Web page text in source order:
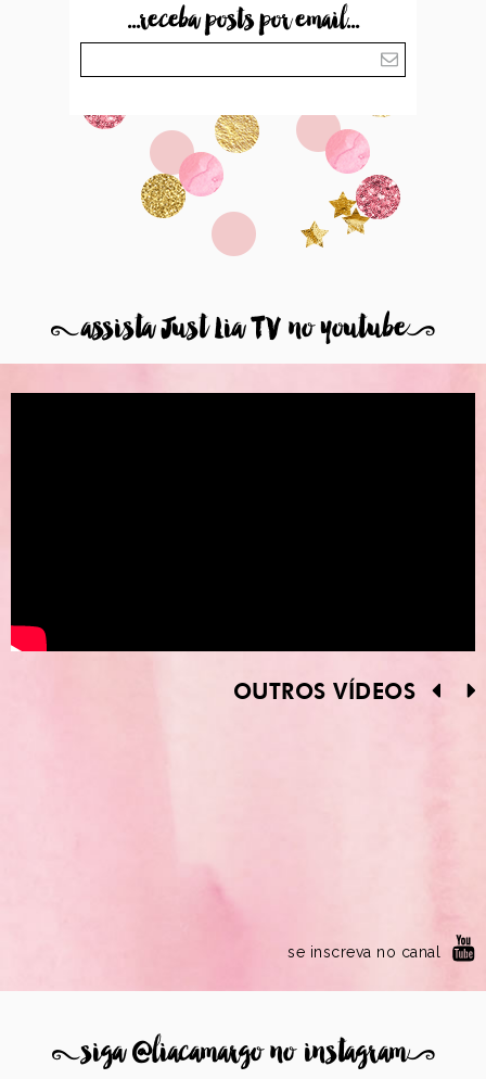
...receba posts por email...
8assista Just Lia TV no youtube9
OUTROS VÍDEOS
se inscreva no canal
8siga @liacamargo no instagram9